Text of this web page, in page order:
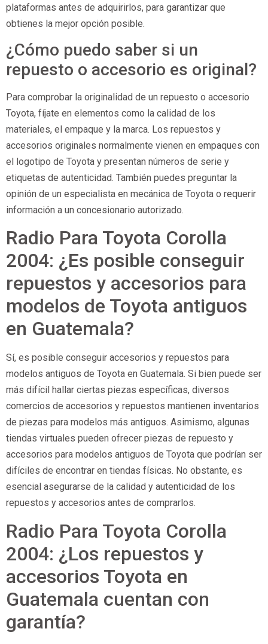
plataformas antes de adquirirlos, para garantizar que
obtienes la mejor opción posible.
¿Cómo puedo saber si un
repuesto o accesorio es original?
Para comprobar la originalidad de un repuesto o accesorio
Toyota, fíjate en elementos como la calidad de los
materiales, el empaque y la marca. Los repuestos y
accesorios originales normalmente vienen en empaques con
el logotipo de Toyota y presentan números de serie y
etiquetas de autenticidad. También puedes preguntar la
opinión de un especialista en mecánica de Toyota o requerir
información a un concesionario autorizado.
Radio Para Toyota Corolla
2004: ¿Es posible conseguir
repuestos y accesorios para
modelos de Toyota antiguos
en Guatemala?
Sí, es posible conseguir accesorios y repuestos para
modelos antiguos de Toyota en Guatemala. Si bien puede ser
más difícil hallar ciertas piezas específicas, diversos
comercios de accesorios y repuestos mantienen inventarios
de piezas para modelos más antiguos. Asimismo, algunas
tiendas virtuales pueden ofrecer piezas de repuesto y
accesorios para modelos antiguos de Toyota que podrían ser
difíciles de encontrar en tiendas físicas. No obstante, es
esencial asegurarse de la calidad y autenticidad de los
repuestos y accesorios antes de comprarlos.
Radio Para Toyota Corolla
2004: ¿Los repuestos y
accesorios Toyota en
Guatemala cuentan con
garantía?